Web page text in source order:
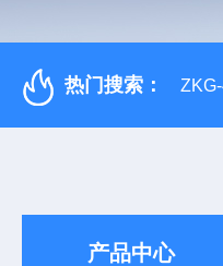
热门搜索：
产品中心